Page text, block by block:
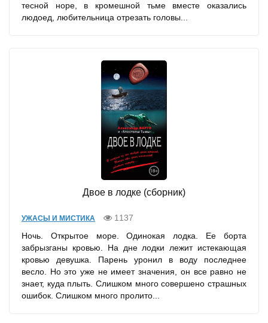
тесной норе, в кромешной тьме вместе оказались
людоед, любительница отрезать головы...
Двое в лодке (сборник)
УЖАСЫ И МИСТИКА
1137
Ночь. Открытое море. Одинокая лодка. Ее борта
забрызганы кровью. На дне лодки лежит истекающая
кровью девушка. Парень уронил в воду последнее
весло. Но это уже не имеет значения, он все равно не
знает, куда плыть. Слишком много совершено страшных
ошибок. Слишком много пролито...